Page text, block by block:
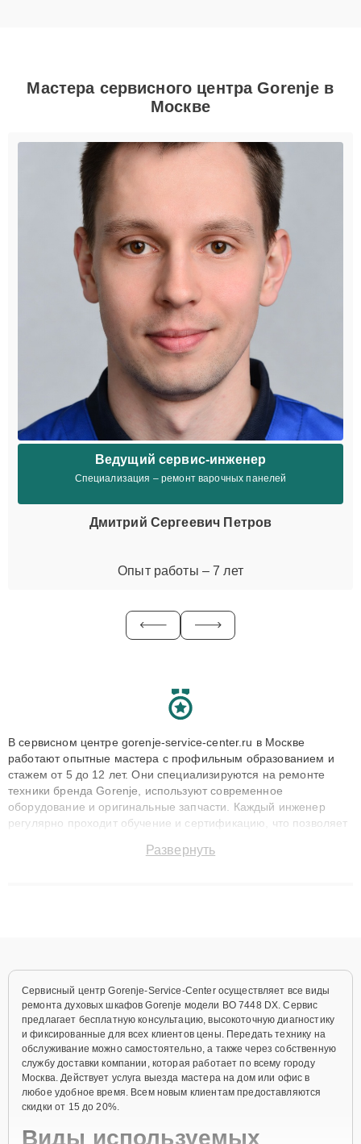
Мастера сервисного центра Gorenje в
Москве
Ведущий сервис-инженер
Специализация – ремонт варочных панелей
Дмитрий Сергеевич Петров
Опыт работы – 7 лет
В сервисном центре gorenje-service-center.ru в Москве
работают опытные мастера с профильным образованием и
стажем от 5 до 12 лет. Они специализируются на ремонте
техники бренда Gorenje, используют современное
оборудование и оригинальные запчасти. Каждый инженер
регулярно проходит обучение и сертификацию, что позволяет
технику с сохранением гарантии до 3 лет. Наши мастера
Развернуть
Сервисный центр Gorenje-Service-Center осуществляет все виды
ремонта духовых шкафов Gorenje модели BO 7448 DX. Сервис
предлагает бесплатную консультацию, высокоточную диагностику
и фиксированные для всех клиентов цены. Передать технику на
обслуживание можно самостоятельно, а также через собственную
службу доставки компании, которая работает по всему городу
Москва. Действует услуга выезда мастера на дом или офис в
любое удобное время. Всем новым клиентам предоставляются
скидки от 15 до 20%.
Виды используемых